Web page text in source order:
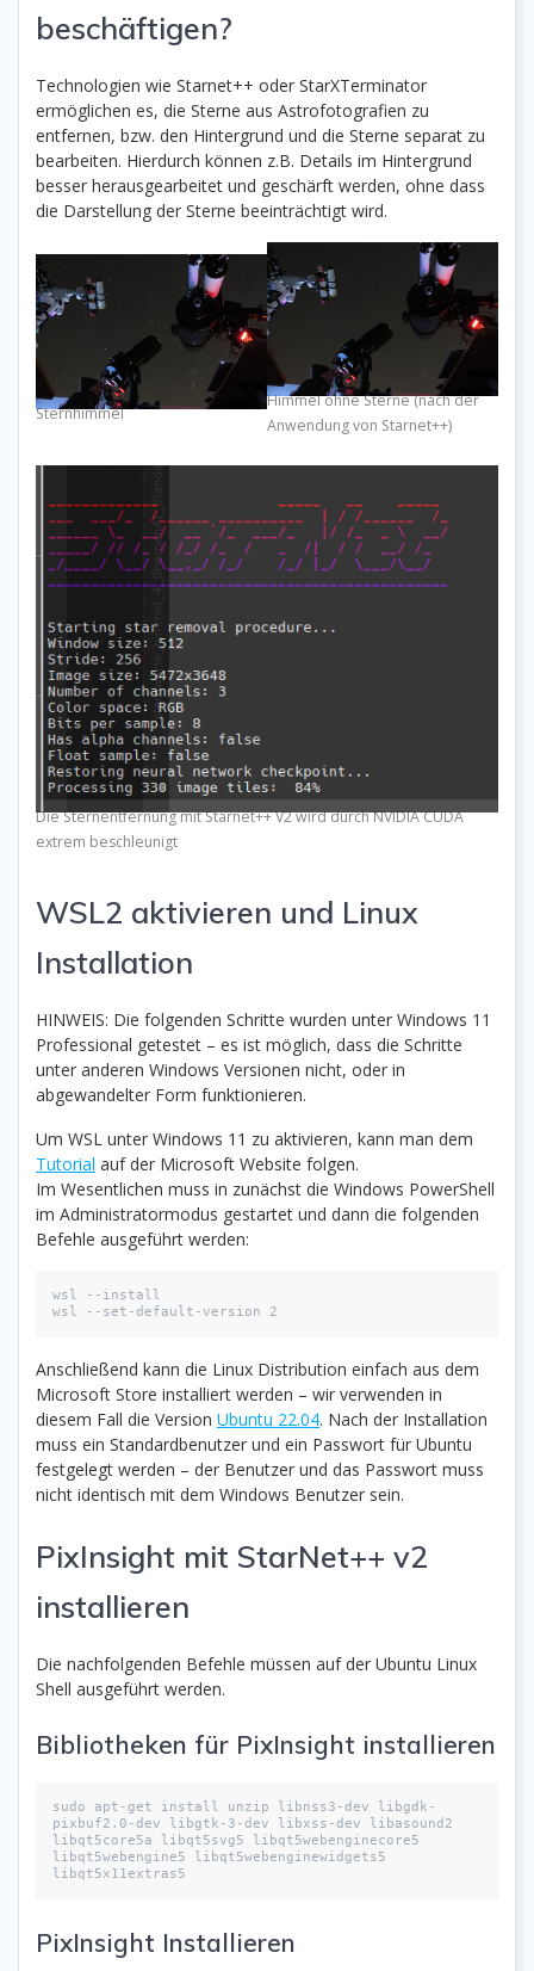
beschäftigen?
Technologien wie Starnet++ oder StarXTerminator
ermöglichen es, die Sterne aus Astrofotografien zu
entfernen, bzw. den Hintergrund und die Sterne separat zu
bearbeiten. Hierdurch können z.B. Details im Hintergrund
besser herausgearbeitet und geschärft werden, ohne dass
die Darstellung der Sterne beeinträchtigt wird.
Sternhimmel
Himmel ohne Sterne (nach der
Anwendung von Starnet++)
Die Sternentfernung mit Starnet++ V2 wird durch NVIDIA CUDA
extrem beschleunigt
WSL2 aktivieren und Linux
Installation
HINWEIS: Die folgenden Schritte wurden unter Windows 11
Professional getestet – es ist möglich, dass die Schritte
unter anderen Windows Versionen nicht, oder in
abgewandelter Form funktionieren.
Um WSL unter Windows 11 zu aktivieren, kann man dem
Tutorial auf der Microsoft Website folgen.
Im Wesentlichen muss in zunächst die Windows PowerShell
im Administratormodus gestartet und dann die folgenden
Befehle ausgeführt werden:
wsl --install
wsl --set-default-version 2
Anschließend kann die Linux Distribution einfach aus dem
Microsoft Store installiert werden – wir verwenden in
diesem Fall die Version Ubuntu 22.04. Nach der Installation
muss ein Standardbenutzer und ein Passwort für Ubuntu
festgelegt werden – der Benutzer und das Passwort muss
nicht identisch mit dem Windows Benutzer sein.
PixInsight mit StarNet++ v2
installieren
Die nachfolgenden Befehle müssen auf der Ubuntu Linux
Shell ausgeführt werden.
Bibliotheken für PixInsight installieren
sudo apt-get install unzip libnss3-dev libgdk-
pixbuf2.0-dev libgtk-3-dev libxss-dev libasound2
libqt5core5a libqt5svg5 libqt5webenginecore5
libqt5webengine5 libqt5webenginewidgets5
libqt5x11extras5
PixInsight Installieren